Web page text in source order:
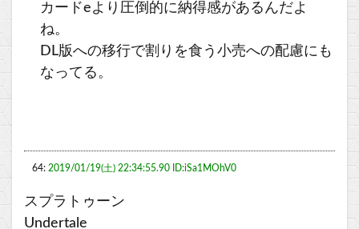
カードeより圧倒的に納得感があるんだよ
ね。
DL版への移行で割りを食う小売への配慮にも
なってる。
64: 2019/01/19(土) 22:34:55.90 ID:iSa1MOhV0
スプラトゥーン
Undertale